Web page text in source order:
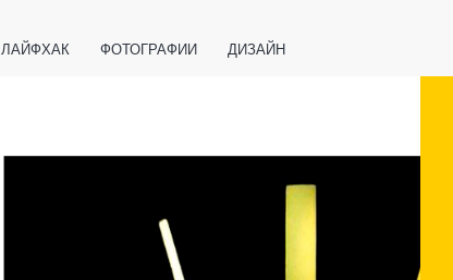
ЛАЙФХАК ФОТОГРАФИИ ДИЗАЙН